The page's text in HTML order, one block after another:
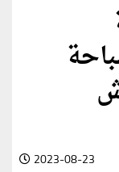
2023-08-23